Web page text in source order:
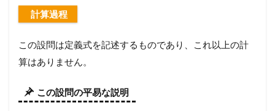
計算過程
この設問は定義式を記述するものであり、これ以上の計
算はありません。
この設問の平易な説明